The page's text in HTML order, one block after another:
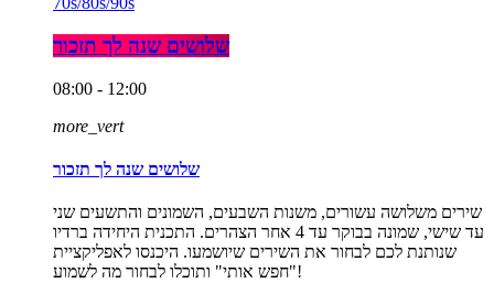
שלושים שנה לך תזכור
08:00 - 12:00
more_vert
שלושים שנה לך תזכור
שירים משלושה עשורים, משנות השבעים, השמונים והתשעים שני
עד שישי, שמונה בבוקר עד 4 אחר הצהרים. התכנית היחידה ברדיו
שנותנת לכם לבחור את השירים שיושמעו. היכנסו לאפליקציית
"חפש אותי" ותוכלו לבחור מה לשמוע!